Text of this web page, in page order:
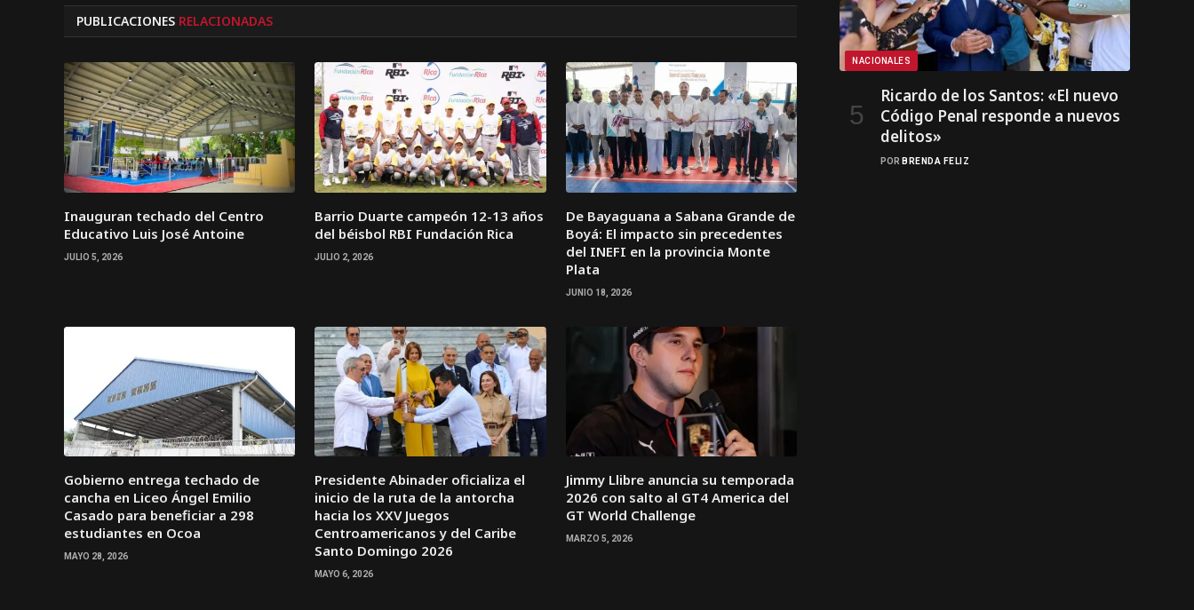
PUBLICACIONES RELACIONADAS
Inauguran techado del Centro
Educativo Luis José Antoine
JULIO 5, 2026
Barrio Duarte campeón 12-13 años
del béisbol RBI Fundación Rica
JULIO 2, 2026
De Bayaguana a Sabana Grande de
Boyá: El impacto sin precedentes
del INEFI en la provincia Monte
Plata
JUNIO 18, 2026
Gobierno entrega techado de
cancha en Liceo Ángel Emilio
Casado para beneficiar a 298
estudiantes en Ocoa
MAYO 28, 2026
Presidente Abinader oficializa el
inicio de la ruta de la antorcha
hacia los XXV Juegos
Centroamericanos y del Caribe
Santo Domingo 2026
MAYO 6, 2026
Jimmy Llibre anuncia su temporada
2026 con salto al GT4 America del
GT World Challenge
MARZO 5, 2026
NACIONALES
Ricardo de los Santos: «El nuevo
Código Penal responde a nuevos
delitos»
POR BRENDA FELIZ